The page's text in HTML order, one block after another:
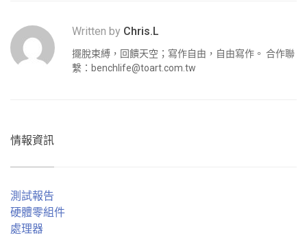
Written by Chris.L
擺脫束縛，回饋天空；寫作自由，自由寫作。 合作聯
繫： benchlife@toart.com.tw
情報資訊
測試報告
硬體零組件
處理器